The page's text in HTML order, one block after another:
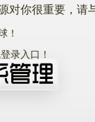
你很重要，请
！
录入口！